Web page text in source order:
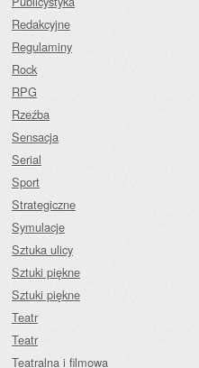
Redakcyjne
Regulaminy
Rock
RPG
Rzeźba
Sensacja
Serial
Sport
Strategiczne
Symulacje
Sztuka ulicy
Sztuki piękne
Sztuki piękne
Teatr
Teatr
Teatralna i filmowa